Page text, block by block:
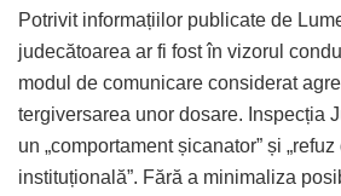
Potrivit informațiilor publicate de
judecătoarea ar fi fost în vizorul
modul de comunicare considerat
tergiversarea unor dosare. Inspecția
un „comportament șicanator” și
instituțională”. Fără a minimaliza